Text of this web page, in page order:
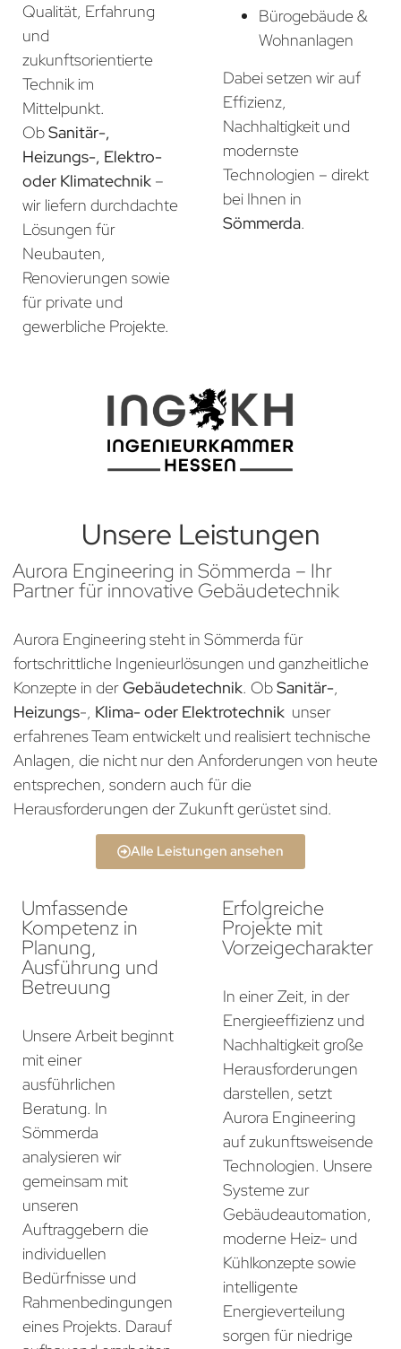
Qualität, Erfahrung
und
zukunftsorientierte
Technik im
Mittelpunkt.
ObSanitär-,
Heizungs-, Elektro-
oder Klimatechnik –
wir liefern durchdachte
Lösungen für
Neubauten,
Renovierungen sowie
für private und
gewerbliche Projekte.
Bürogebäude &
Wohnanlagen
Dabei setzen wir auf
Effizienz,
Nachhaltigkeit und
modernste
Technologien – direkt
bei Ihnen in
Sömmerda.
Unsere Leistungen
Aurora Engineering in Sömmerda – Ihr
Partner für innovative Gebäudetechnik
Aurora Engineering steht in Sömmerda für
fortschrittliche Ingenieurlösungen und ganzheitliche
Konzepte in derGebäudetechnik. ObSanitär-,
Heizungs-, Klima- oder Elektrotechnik unser
erfahrenes Team entwickelt und realisiert technische
Anlagen, die nicht nur den Anforderungen von heute
entsprechen, sondern auch für die
Herausforderungen der Zukunft gerüstet sind.
Alle Leistungen ansehen
Umfassende
Kompetenz in
Planung,
Ausführung und
Betreuung
Unsere Arbeit beginnt
mit einer
ausführlichen
Beratung. In
Sömmerda
analysieren wir
gemeinsam mit
unseren
Auftraggebern die
individuellen
Bedürfnisse und
Rahmenbedingungen
eines Projekts. Darauf
Erfolgreiche
Projekte mit
Vorzeigecharakter
In einer Zeit, in der
Energieeffizienz und
Nachhaltigkeit große
Herausforderungen
darstellen, setzt
Aurora Engineering
auf zukunftsweisende
Technologien. Unsere
Systeme zur
Gebäudeautomation,
moderne Heiz- und
Kühlkonzepte sowie
intelligente
Energieverteilung
sorgen für niedrige